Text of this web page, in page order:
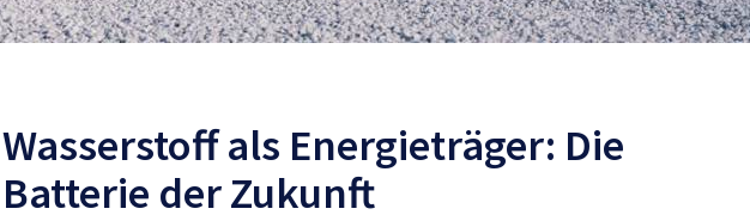
Wasserstoff als Energieträger: Die
Batterie der Zukunft